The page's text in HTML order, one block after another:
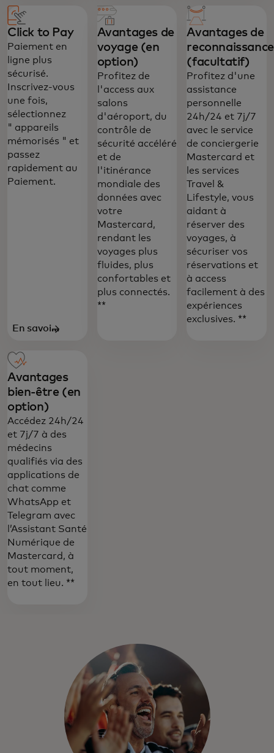
Click to Pay
Paiement en
ligne plus
sécurisé.
Inscrivez-vous
une fois,
sélectionnez
" appareils
mémorisés " et
passez
rapidement au
Paiement.
En savoir
Avantages de
voyage (en
option)
Profitez de
l'access aux
salons
d'aéroport, du
contrôle de
sécurité accéléré
et de
l'itinérance
mondiale des
données avec
votre
Mastercard,
rendant les
voyages plus
fluides, plus
confortables et
plus connectés.
**
Avantages de
reconnaissance
(facultatif)
Profitez d'une
assistance
personnelle
24h/24 et 7j/7
avec le service
de conciergerie
Mastercard et
les services
Travel &
Lifestyle, vous
aidant à
réserver des
voyages, à
sécuriser vos
réservations et
à access
facilement à des
expériences
exclusives. **
Avantages
bien-être (en
option)
Accédez 24h/24
et 7j/7 à des
médecins
qualifiés via des
applications de
chat comme
WhatsApp et
Telegram avec
l’Assistant Santé
Numérique de
Mastercard, à
tout moment,
en tout lieu. **